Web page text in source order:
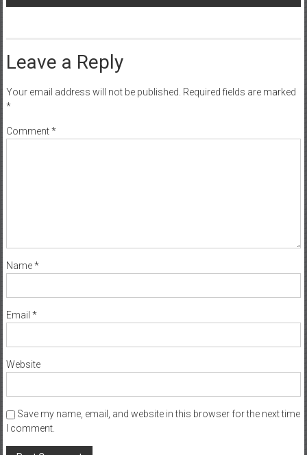
Leave a Reply
Your email address will not be published. Required fields are marked
*
Comment*
Name*
Email *
Website
Save my name, email, and website in this browser for the next time
I comment.